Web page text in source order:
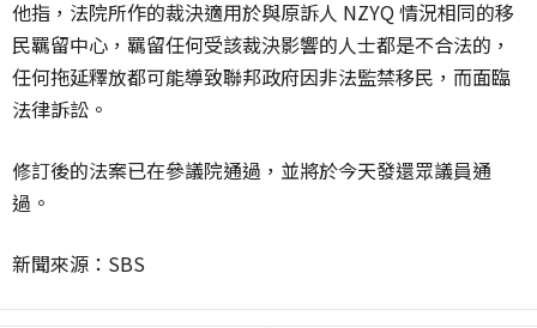
他指，法院所作的裁決適用於與原訴人 NZYQ 情況相同的移
民羈留中心，羈留任何受該裁決影響的人士都是不合法的，
任何拖延釋放都可能導致聯邦政府因非法監禁移民，而面臨
法律訴訟。
修訂後的法案已在參議院通過，並將於今天發還眾議員通
過。
新聞來源：SBS